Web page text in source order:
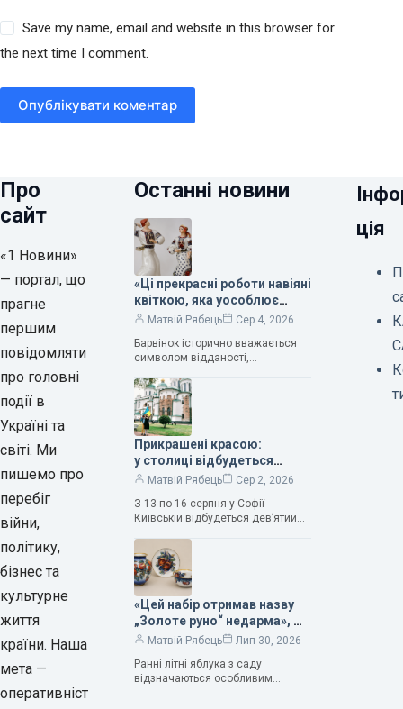
Save my name, email and website in this browser for
the next time I comment.
Опублікувати коментар
Про
сайт
«1 Новини»
— портал, що
прагне
першим
повідомляти
про головні
події в
Україні та
світі. Ми
пишемо про
перебіг
війни,
політику,
бізнес та
культурне
життя
країни. Наша
мета —
оперативніст
Останні новини
«Ці прекрасні роботи навіяні
квіткою, яка уособлює
нескінченне кохання», —
Людмила Карпінська-
Романюк
Матвій Рябець
Сер 4, 2026
Барвінок історично вважається
символом відданості,
та тривалого подружнього союзу.
Саме тому ця рослина надихала і
продовжує надихати митців на
Прикрашені красою:
у столиці відбудеться
дев’ятий фестиваль
Матвій Рябець
Сер 2, 2026
З 13 по 16 серпня у Софії
Київській відбудеться дев’ятий
мистецтв Bouquet Kyiv Stage. Ця
подія традиційно…
«Цей набір отримав назву
„Золоте руно“ недарма», —
колекціонерка Людмила
Матвій Рябець
Лип 30, 2026
Ранні літні яблука з саду
відзначаються особливим
ція